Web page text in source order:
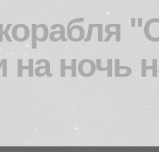
на ночь